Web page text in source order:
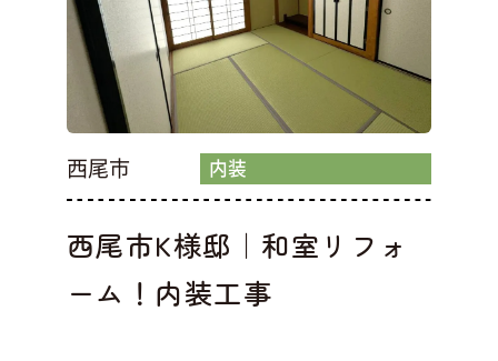
西尾市 内装
西尾市K様邸｜和室リフォ
ーム！内装工事